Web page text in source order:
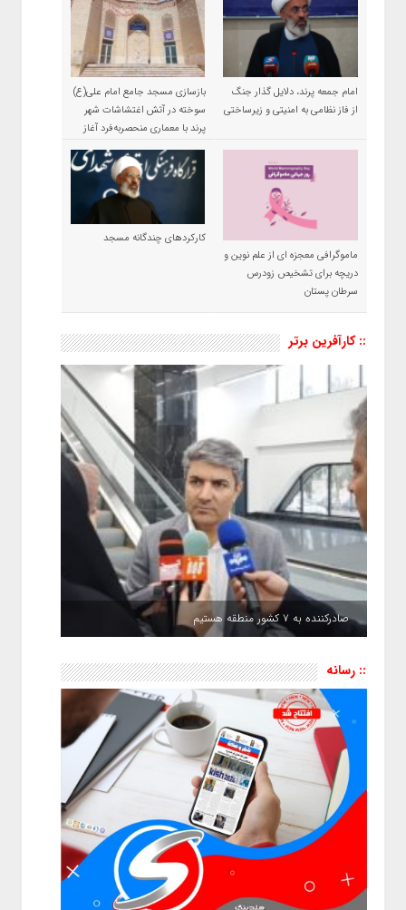
امام جمعه پرند، دلایل گذار جنگ
از فاز نظامی به امنیتی و زیرساختی
بازسازی مسجد جامع امام علی(ع)
سوخته در آتش اغتشاشات شهر
پرند با معماری منحصربه‌فرد آغاز
شد
ماموگرافی معجزه ای از علم نوین و
دریچه برای تشخیص زودرس
سرطان پستان
کارکردهای چندگانه مسجد
:: کارآفرین برتر
صادرکننده به ۷ کشور منطقه هستیم
:: رسانه